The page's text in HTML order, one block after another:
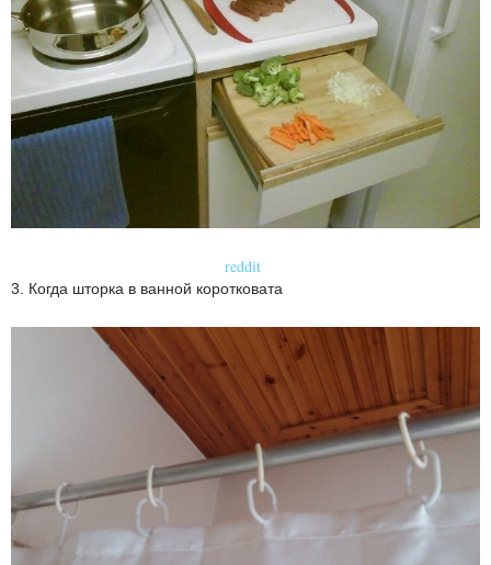
reddit
3. Когда шторка в ванной коротковата